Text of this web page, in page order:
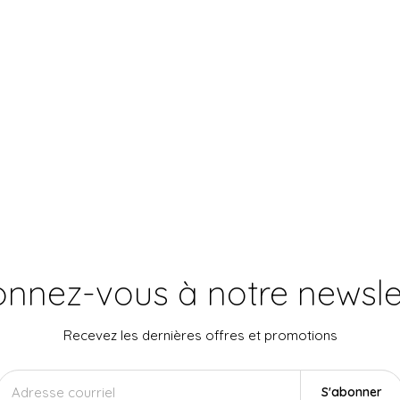
vous à notre
Recevez les dernières offres et promotions
S'abonner